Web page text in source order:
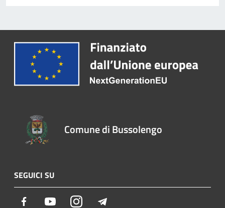
Comune di Bussolengo
SEGUICI SU
Facebook YoutubeInstagram